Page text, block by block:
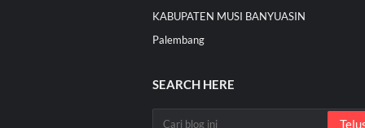
KABUPATEN MUSI BANYUASIN
Palembang
SEARCH HERE